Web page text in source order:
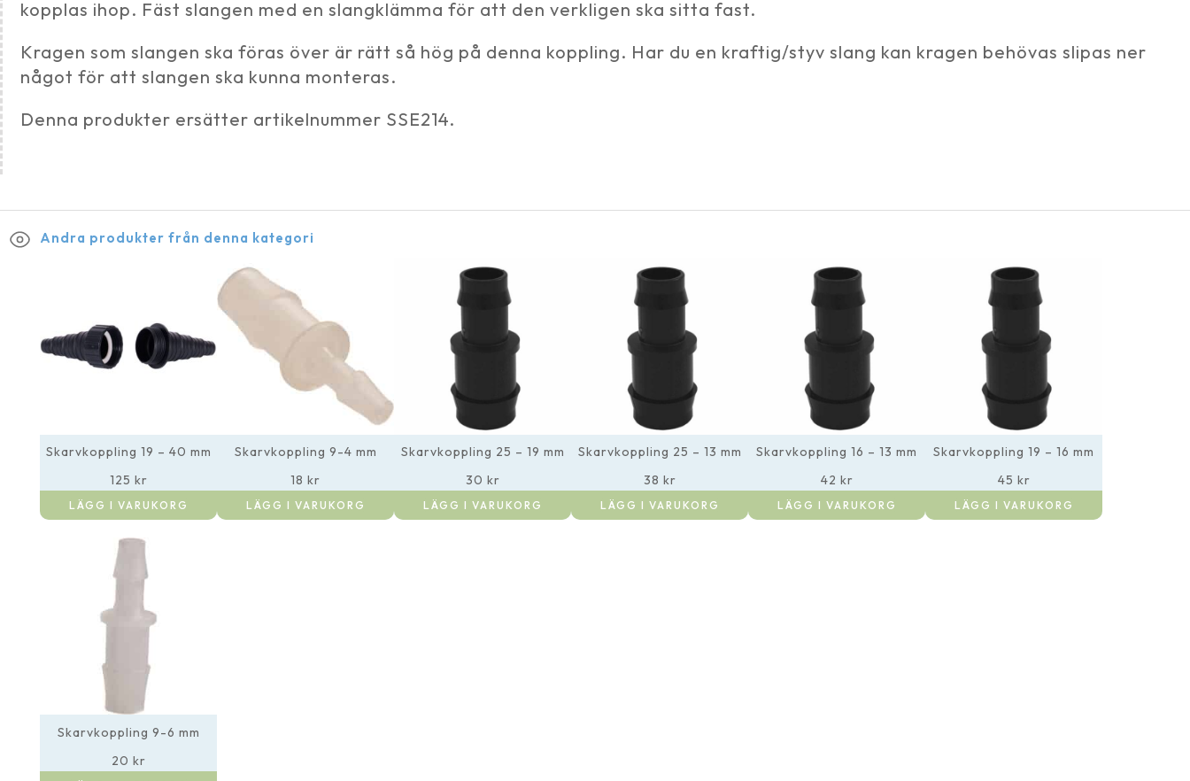
kopplas ihop. Fäst slangen med en slangklämma för att den verkligen ska sitta fast.
Kragen som slangen ska föras över är rätt så hög på denna koppling. Har du en kraftig/styv slang kan kragen behövas slipas ner
något för att slangen ska kunna monteras.
Denna produkter ersätter artikelnummer SSE214.
Andra produkter från denna kategori
Skarvkoppling 19 – 40 mm
125 kr
LÄGG I VARUKORG
Skarvkoppling 9-4 mm
18 kr
LÄGG I VARUKORG
Skarvkoppling 25 – 19 mm
30 kr
LÄGG I VARUKORG
Skarvkoppling 25 – 13 mm
38 kr
LÄGG I VARUKORG
Skarvkoppling 16 – 13 mm
42 kr
LÄGG I VARUKORG
Skarvkoppling 19 – 16 mm
45 kr
LÄGG I VARUKORG
Skarvkoppling 9-6 mm
20 kr